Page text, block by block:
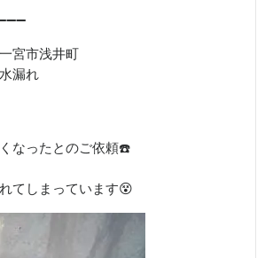
宮市浅井町
漏れ
なったとのご依頼☎️
てしまっています😵